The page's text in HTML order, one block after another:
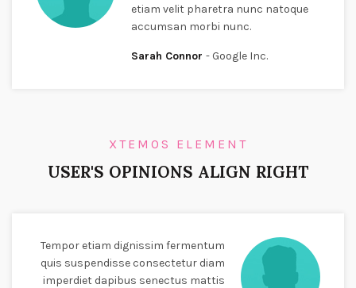
etiam velit pharetra nunc natoque
accumsan morbi nunc.
Sarah Connor Google Inc.
XTEMOS ELEMENT
USER'S OPINIONS ALIGN RIGHT
Tempor etiam dignissim fermentum
quis suspendisse consectetur diam
imperdiet dapibus senectus mattis